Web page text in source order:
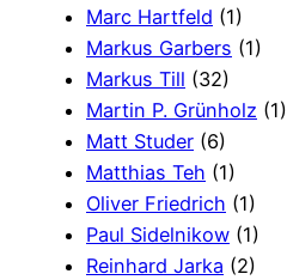
Marc Hartfeld (1)
Markus Garbers (1)
Markus Till (32)
Martin P. Grünholz (1)
Matt Studer (6)
Matthias Teh (1)
Oliver Friedrich (1)
Paul Sidelnikow (1)
Reinhard Jarka (2)